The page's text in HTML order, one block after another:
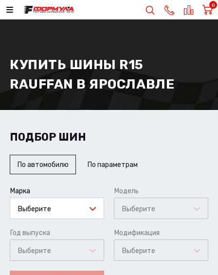
0
КУПИТЬ ШИНЫ R15
RAUFFAN В ЯРОСЛАВЛЕ
ПОДБОР ШИН
По автомобилю По параметрам
Марка
Выберите
Модель
Выберите
Год выпуска
Выберите
Модификация
Выберите